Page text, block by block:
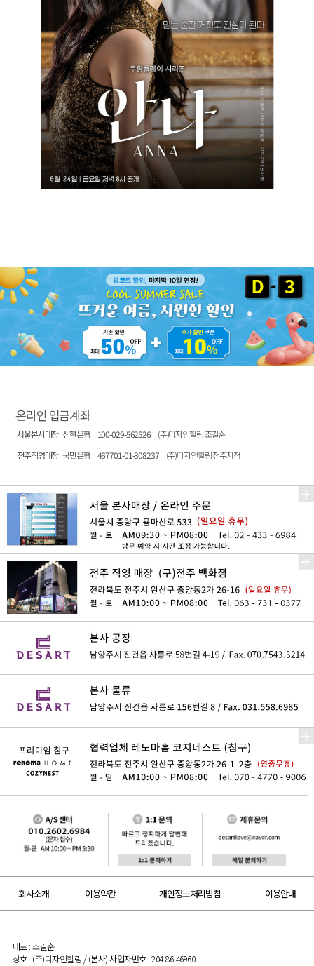
온라인 입금계좌
서울본사매장 신한은행 100-029-562526
(주)디자인힐링 조길순
전주직영매장 국민은행 467701-01-308237 (주)디자인힐링 전주지점
회사소개 이용약관 개인정보처리방침 이용안내
대표 : 조길순
상호 : (주)디자인힐링 / (본사) 사업자번호 : 204-86-46960